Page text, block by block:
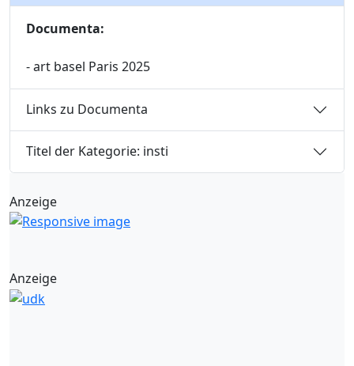
Documenta:
- art basel Paris 2025
Links zu Documenta
Titel der Kategorie: insti
Anzeige
Anzeige